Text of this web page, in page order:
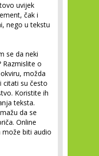
uvijek
čak i
nego u tekstu
se da neki
Razmislite o
možda
citati su često
Koristite ih
teksta.
da se
Online
biti audio